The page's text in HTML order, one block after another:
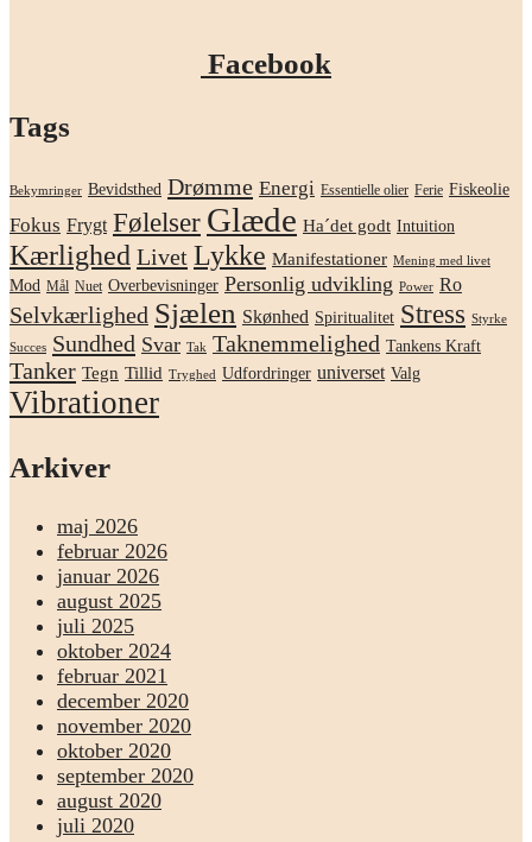
Facebook
Tags
Bekymringer Bevidsthed Drømme Energi Essentielle olier Ferie Fiskeolie
Fokus Frygt Følelser Glæde Ha´det godt Intuition
Kærlighed Livet Lykke Manifestationer Mening med livet
Mod Mål Nuet Overbevisninger Personlig udvikling Power Ro
Selvkærlighed Sjælen Skønhed Spiritualitet Stress Styrke
Succes Sundhed Svar Tak Taknemmelighed Tankens Kraft
Tanker Tegn Tillid Tryghed Udfordringer universet Valg
Vibrationer
Arkiver
maj 2026
februar 2026
januar 2026
august 2025
juli 2025
oktober 2024
februar 2021
december 2020
november 2020
oktober 2020
september 2020
august 2020
juli 2020